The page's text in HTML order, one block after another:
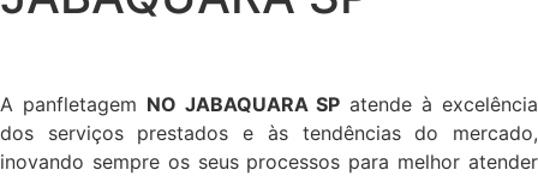
A panfletagem NO JABAQUARA SP atende à excelência
dos serviços prestados e às tendências do mercado,
inovando sempre os seus processos para melhor atender